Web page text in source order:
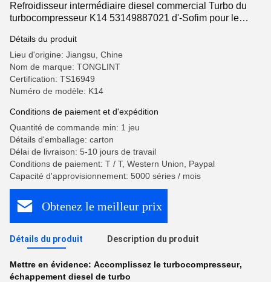
Refroidisseur intermédiaire diesel commercial Turbo du
turbocompresseur K14 53149887021 d'-Sofim pour le
Détails du produit
Lieu d'origine: Jiangsu, Chine
Nom de marque: TONGLINT
Certification: TS16949
Numéro de modèle: K14
Conditions de paiement et d'expédition
Quantité de commande min: 1 jeu
Détails d'emballage: carton
Délai de livraison: 5-10 jours de travail
Conditions de paiement: T / T, Western Union, Paypal
Capacité d'approvisionnement: 5000 séries / mois
Obtenez le meilleur prix
Détails du produit Description du produit
Mettre en évidence: Accomplissez le turbocompresseur,
échappement diesel de turbo